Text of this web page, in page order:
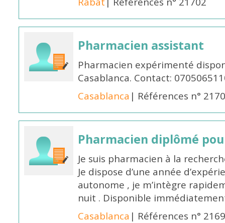
Pharmacien assistant
Pharmacien expérimenté
Casablanca. Contact:
Casablanca | Références n°
Pharmacien diplômé
Je suis pharmacien à la
Je dispose d’une année
autonome , je m’intègre
nuit . Disponible
Casablanca | Références n°